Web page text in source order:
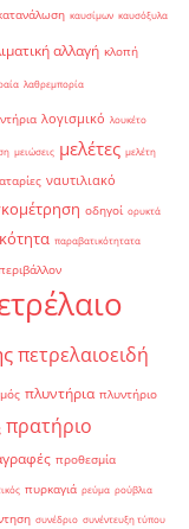
καυσίμων καυσόξυλα
αλλαγή κλοπή
λαθρεμπορία
λογισμικό λουκέτο
μειώσεις μελέτες μελέτη
ναυτιλιακό
οδηγοί ορυκτά
παραβατικότητατα
πετρελαιοειδή
πλυντήρια πλυντήριο
πρατήριο
προθεσμία
πυρκαγιά ρεύμα ρούβλια
συνέδριο συνέντευξη τύπου